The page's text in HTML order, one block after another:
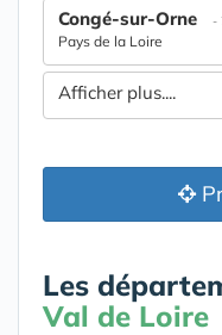
Congé-sur-Orne -
Pays de la Loire
Afficher plus....
Les
Val de Loire